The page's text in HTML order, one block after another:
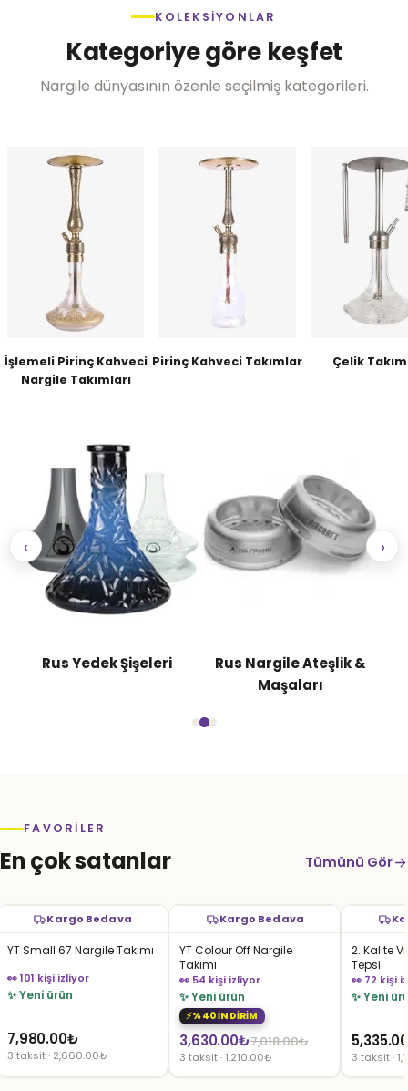
KOLEKSIYONLAR
Kategoriye göre keşfet
Nargile dünyasının özenle seçilmiş kategorileri.
İşlemeli Pirinç Kahveci
Nargile Takımları
Pirinç Kahveci Takımlar Çelik
‹
Rus Yedek Şişeleri
Rus Nargile Ateşlik &
Maşaları
›
FAVORILER
En çok satanlar Tümünü Gör
Kargo Bedava
YT Small 67 Nargile Takımı
👀 101 kişi izliyor
✨ Yeni ürün
7,980.00₺
3 taksit · 2,660.00₺
Kargo Bedava
YT Colour Off Nargile
Takımı
👀 54 kişi izliyor
✨ Yeni ürün
%40 İNDİRİM
7,018.00₺
Orijinal
fiyat:
3,630.00₺
Şu
andaki
3 taksit · 1,210.00₺
2. Kalite
Tepsi
👀 72 kişi
✨ Yeni
3 taksit ·